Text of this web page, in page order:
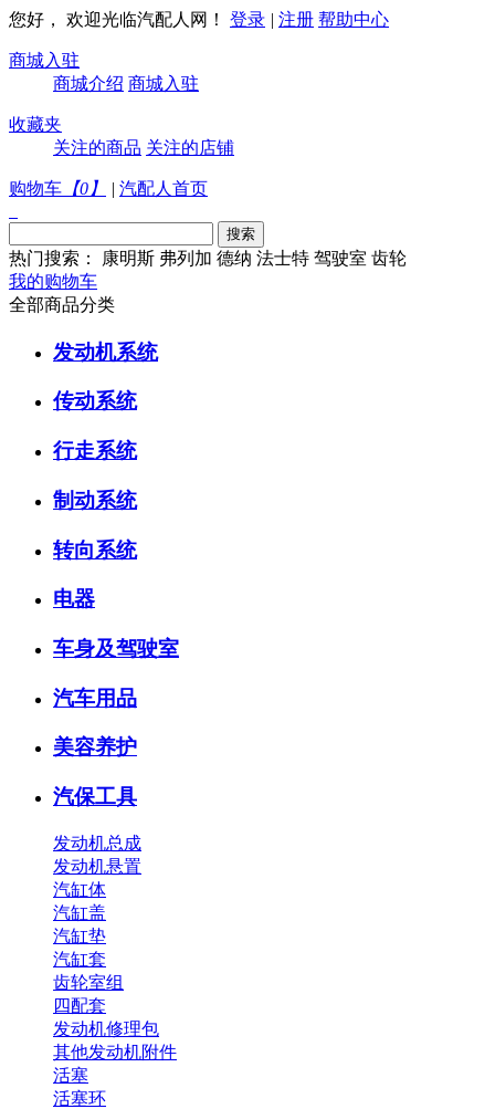
您好， 欢迎光临汽配人网！ 登录 | 注册 帮助中心
商城入驻
商城介绍 商城入驻
收藏夹
关注的商品 关注的店铺
购物车 【0 】 | 汽配人首页
热门搜索： 康明斯 弗列加 德纳 法士特 驾驶室 齿轮
我的购物车
全部商品分类
发动机系统
传动系统
行走系统
制动系统
转向系统
电器
车身及驾驶室
汽车用品
美容养护
汽保工具
发动机总成
发动机悬置
汽缸体
汽缸盖
汽缸垫
汽缸套
齿轮室组
四配套
发动机修理包
其他发动机附件
活塞
活塞环